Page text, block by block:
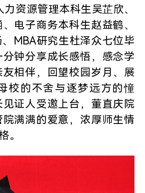
资源管理本科生吴芷欣、
电子商务本科生赵益鹤、
MBA研究生杜泽众七位毕
钟分享成长感悟，感念学
相伴，回望校园岁月、展
校的不舍与逐梦远方的憧
证人受邀上台，董直庆院
满满的爱意，浓厚师生情
。